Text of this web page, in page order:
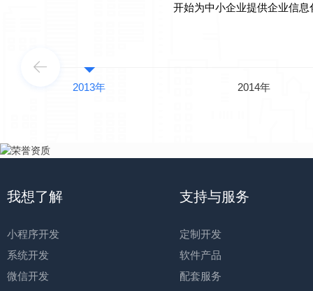
开始为中小企业提供企业信息
2013年 2014年
我想了解
小程序开发
系统开发
微信开发
支持与服务
定制开发
软件产品
配套服务